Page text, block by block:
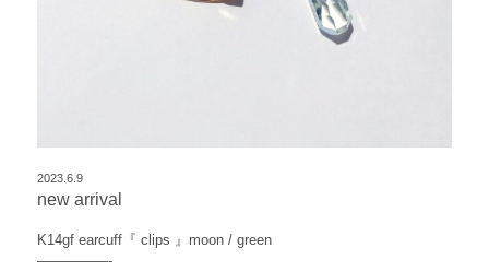
2023.6.9
new arrival
K14gf earcuff『 clips 』moon / green
—————-